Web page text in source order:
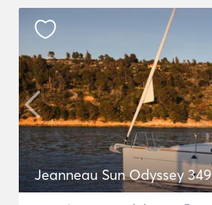
Jeanneau Sun Odyssey 349